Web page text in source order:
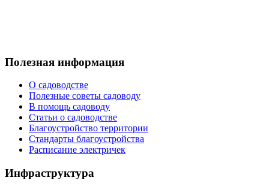
Полезная информация
О садоводстве
Полезные советы садоводу
В помощь садоводу
Статьи о садоводстве
Благоустройство территории
Стандарты благоустройства
Расписание электричек
Инфраструктура